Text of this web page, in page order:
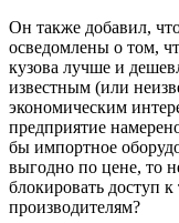
Он также добавил,
осведомлены о том,
кузова лучше и
известным (или
экономическим
предприятие
бы импортное
выгодно по цене, то
блокировать доступ
производителям?